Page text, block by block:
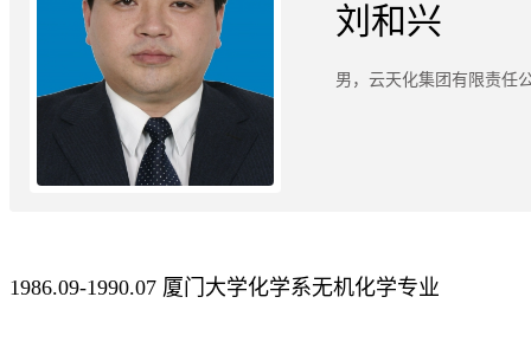
刘和兴
男，云天化集团有限责任
1986.09-1990.07 厦门大学化学系无机化学专业